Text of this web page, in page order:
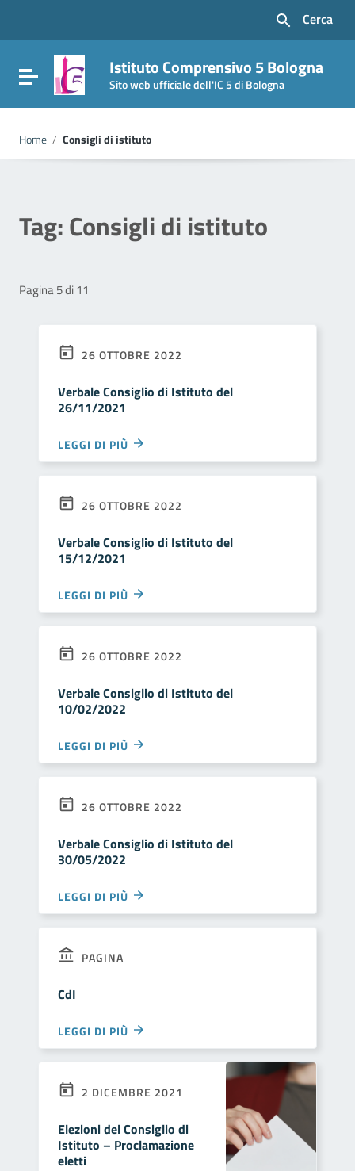
Vai al footer
Cerca
Attiva / disattiva la navigazione
Istituto Comprensivo 5 Bologna
Sito web ufficiale dell'IC 5 di Bologna
Home / Consigli di istituto
Tag:Consigli di istituto
Pagina 5 di 11
26 OTTOBRE 2022
Verbale Consiglio di Istituto del
26/11/2021
LEGGI DI PIÙ
26 OTTOBRE 2022
Verbale Consiglio di Istituto del
15/12/2021
LEGGI DI PIÙ
26 OTTOBRE 2022
Verbale Consiglio di Istituto del
10/02/2022
LEGGI DI PIÙ
26 OTTOBRE 2022
Verbale Consiglio di Istituto del
30/05/2022
LEGGI DI PIÙ
PAGINA
CdI
LEGGI DI PIÙ
2 DICEMBRE 2021
Elezioni del Consiglio di
Istituto – Proclamazione
eletti